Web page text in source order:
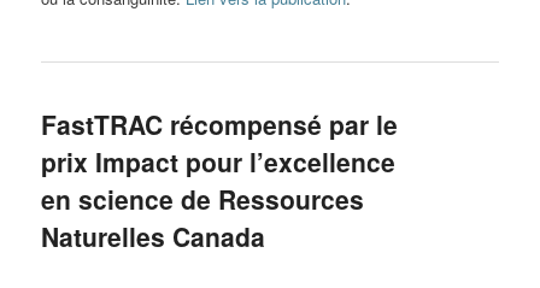
FastTRAC récompensé par le
prix Impact pour l’excellence
en science de Ressources
Naturelles Canada